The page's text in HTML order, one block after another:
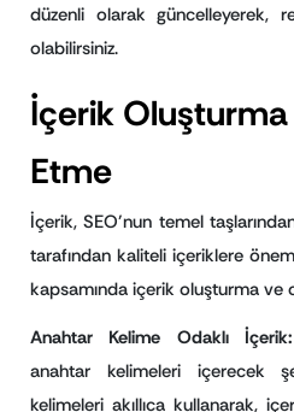
düzenli olarak güncelleyerek,
olabilirsiniz.
İçerik
Etme
İçerik, SEO’nun temel
tarafından kaliteli içeriklere
kapsamında içerik oluşturma ve
Anahtar Kelime Odaklı İçerik:
anahtar kelimeleri içerecek
kelimeleri akıllıca kullanarak,